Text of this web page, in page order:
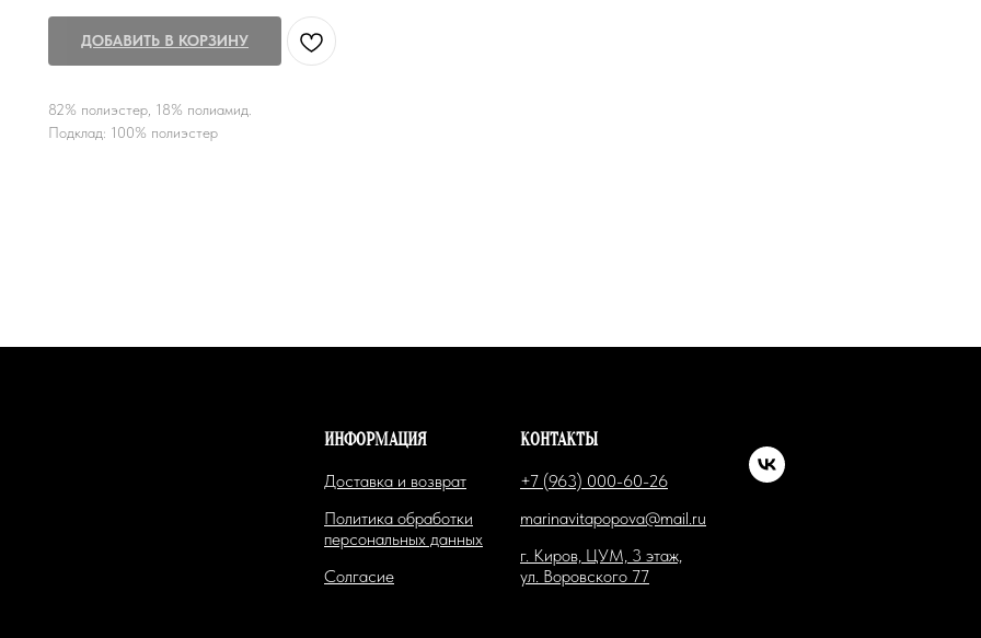
ДОБАВИТЬ В КОРЗИНУ
82% полиэстер, 18% полиамид.
Подклад: 100% полиэстер
ИНФОРМАЦИЯ
Доставка и возврат
Политика обработки
персональных данных
Солгасие
КОНТАКТЫ
+7 (963) 000-60-26
marinavitapopova@mail.ru
г. Киров, ЦУМ, 3 этаж,
ул. Воровского 77